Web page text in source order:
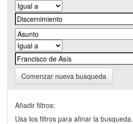
Comenzar nueva busqueda
Añadir filtros:
Usa los filtros para afinar la busqueda.